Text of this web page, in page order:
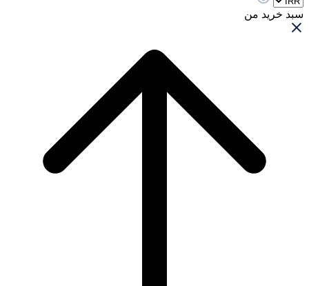
سبد خرید من